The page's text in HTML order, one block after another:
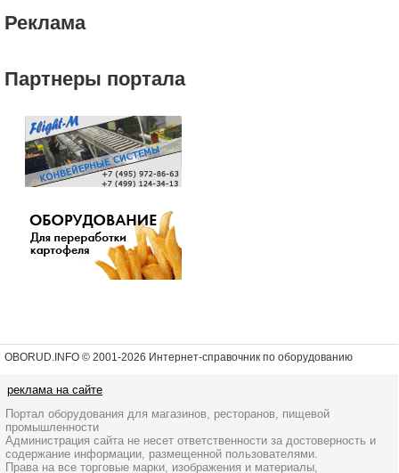
Реклама
Партнеры портала
OBORUD.INFO © 2001-2026 Интернет-справочник по оборудованию
реклама на сайте
Портал оборудования для магазинов, ресторанов, пищевой
промышленности
Администрация сайта не несет ответственности за достоверность и
содержание информации, размещенной пользователями.
Права на все торговые марки, изображения и материалы,